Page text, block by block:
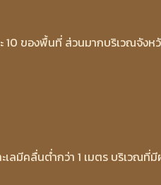
10 ของพื้นที่ ส่วนมากบริเวณจังห
ลมีคลื่นต่ำกว่า 1 เมตร บริเวณที่